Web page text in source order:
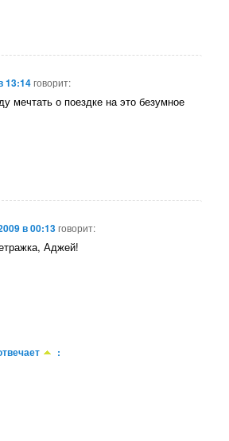
13:14говорит:
мечтать о поездке на это безумное
в 00:13говорит:
Аджей!
: